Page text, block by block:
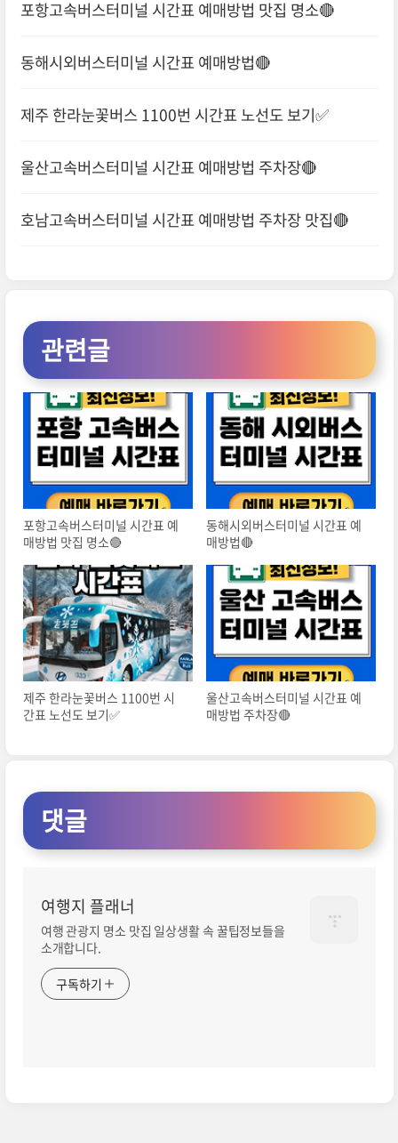
포항고속버스터미널 시간표 예매방법 맛집 명소🔴
동해시외버스터미널 시간표 예매방법🔴
제주 한라눈꽃버스 1100번 시간표 노선도 보기✅
울산고속버스터미널 시간표 예매방법 주차장🔴
호남고속버스터미널 시간표 예매방법 주차장 맛집🔴
관련글
포항고속버스터미널 시간표 예
매방법 맛집 명소🔴
동해시외버스터미널 시간표 예
매방법🔴
제주 한라눈꽃버스 1100번 시
간표 노선도 보기✅
울산고속버스터미널 시간표 예
매방법 주차장🔴
댓글
여행지 플래너
여행 관광지 명소 맛집 일상생활 속 꿀팁정보들을
소개합니다.
구독하기